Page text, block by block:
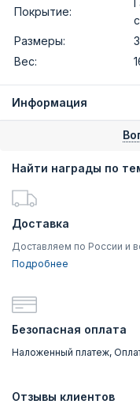
Покрытие:
Размеры:
Вес:
Информация
Найти награды по
Доставка
Доставляем по России и
Подробнее
Безопасная оплата
Наложенный платеж,
Отзывы клиентов